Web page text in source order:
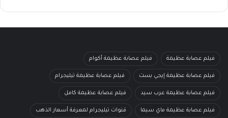
فيلم عصابة عظيمة فيلم عصابة عظيمة أكوام
فيلم عصابة عظيمة إيجي بست فيلم عصابة عظيمة تيليجرام
فيلم عصابة عظيمة عرب سيد فيلم عصابة عظيمة كامل
فيلم عصابة عظيمة ماي سيما قنوات تيليجرام لمعرفة أسعار الذهب